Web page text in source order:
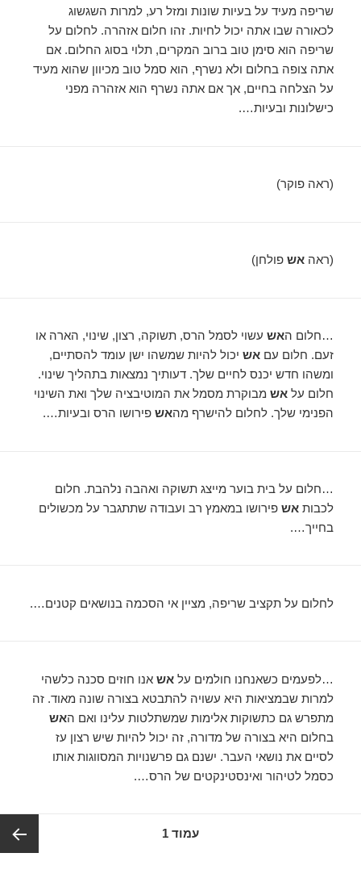
שריפה מעיד על בעיות שונות ומזל רע, למרות השגשוג
לכאורה שבו אתה יכול לחיות. זהו חלום אזהרה. לחלום על
שריפה הוא סימן טוב ברוב המקרים, תלוי בסוג החלום. אם
אתה צופה בחלום ולא נשרף, הוא סמל טוב מכיוון שהוא מעיד
על הצלחה בחיים, אך אם אתה נשרף הוא אזהרה מפני
כישלונות ובעיות….
(ראה פוקר)
(ראהאש פולחן)
…חלום האש עשוי לסמל הרס, תשוקה, רצון, שינוי, הארה או
זעם. חלום עםאש יכול להיות שמשהו ישן עומד להסתיים,
ומשהו חדש יכנס לחיים שלך. דעותיך נמצאות בתהליך שינוי.
חלום עלאש מבוקרת מסמל את המוטיבציה שלך ואת השינוי
הפנימי שלך. לחלום להישרף מהאש פירושו הרס ובעיות….
…חלום על בית בוער מייצג תשוקה ואהבה נלהבת. חלום
לכבותאש פירושו במאמץ רב ועבודה שתתגבר על מכשולים
בחייך….
לחלום על תקציב שריפה, מציין אי הסכמה בנושאים קטנים….
…לפעמים כשאנחנו חולמים עלאש אנו חוזים סכנה כלשהי
למרות שבמציאות היא עשויה להתבטא בצורה שונה מאוד. זה
מתפרש גם כתשוקות אלימות שמשתלטות עלינו ואם האש
בחלום היא בצורה של מדורה, זה יכול להיות שיש רצון עז
לסיים את נושאי העבר. ישנם גם פרשנויות המסווגות אותו
כסמל לטיהור ואינסטינקטים של הרס….
עמוד 1